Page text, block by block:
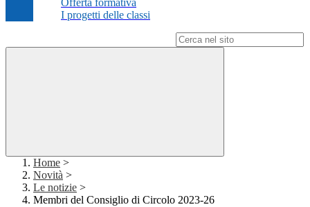
Offerta formativa
I progetti delle classi
Home >
Novità >
Le notizie >
Membri del Consiglio di Circolo 2023-26